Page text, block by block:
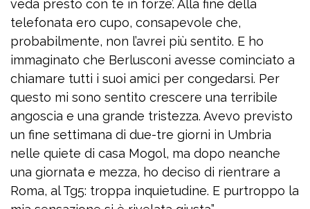
veda presto con te in forze’. Alla fine della
telefonata ero cupo, consapevole che,
probabilmente, non l’avrei più sentito. E ho
immaginato che Berlusconi avesse cominciato a
chiamare tutti i suoi amici per congedarsi. Per
questo mi sono sentito crescere una terribile
angoscia e una grande tristezza. Avevo previsto
un fine settimana di due-tre giorni in Umbria
nelle quiete di casa Mogol, ma dopo neanche
una giornata e mezza, ho deciso di rientrare a
Roma, al Tg5: troppa inquietudine. E purtroppo la